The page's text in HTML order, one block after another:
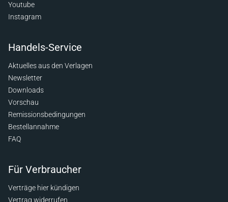
Youtube
Instagram
Handels-Service
Aktuelles aus den Verlagen
Newsletter
Downloads
Vorschau
Remissionsbedingungen
Bestellannahme
FAQ
Für Verbraucher
Verträge hier kündigen
Vertrag widerrufen